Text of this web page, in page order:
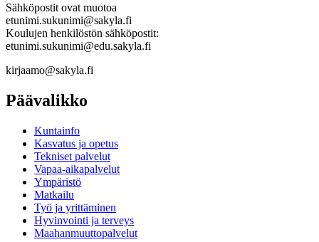
Sähköpostit ovat muotoa
etunimi.sukunimi@sakyla.fi
Koulujen henkilöstön sähköpostit:
etunimi.sukunimi@edu.sakyla.fi
kirjaamo@sakyla.fi
Päävalikko
Kunta­info
Kasvatus ja opetus
Tekniset palvelut
Vapaa-aika­palvelut
Ympä­ristö
Mat­kailu
Työ ja yrittä­minen
Hyvinvointi ja terveys
Maahanmuuttopalvelut